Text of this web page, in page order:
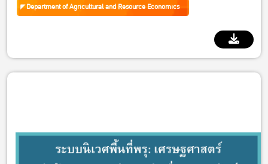
Department of Agricultural and Resource Economics